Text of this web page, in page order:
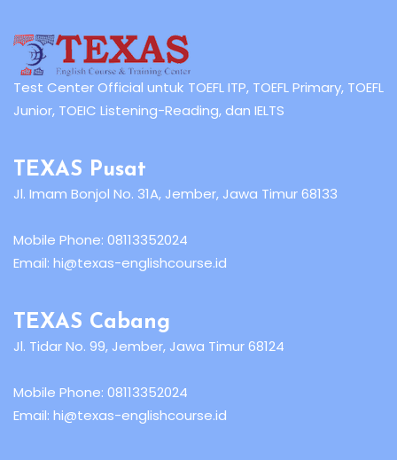
Test Center Official untuk TOEFL ITP, TOEFL Primary, TOEFL
Junior, TOEIC Listening-Reading, dan IELTS
TEXAS Pusat
Jl. Imam Bonjol No. 31A, Jember, Jawa Timur 68133
Mobile Phone: 08113352024
Email: hi@texas-englishcourse.id
TEXAS Cabang
Jl. Tidar No. 99, Jember, Jawa Timur 68124
Mobile Phone: 08113352024
Email: hi@texas-englishcourse.id